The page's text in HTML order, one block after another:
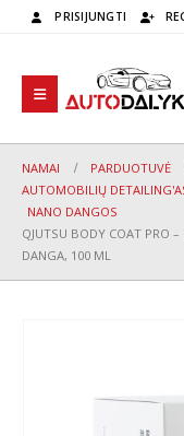
PRISIJUNGTI
NAMAI
PARDUOTUVĖ
AUTOMOBILIŲ
NANO DANGOS
QJUTSU BODY COAT PRO
DANGA, 100 ML